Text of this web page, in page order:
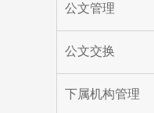
公文管理
公文交换
下属机构管理